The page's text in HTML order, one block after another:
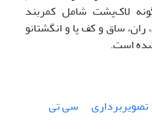
لاک‌پشت شامل کمربند
ساق و کف پا و انگشتانو
است.
تصویربرداری
سی تی